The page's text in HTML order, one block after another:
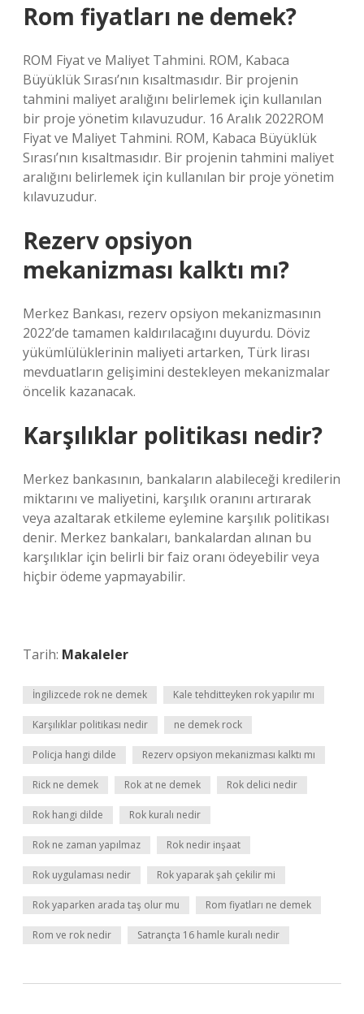
Rom fiyatları ne demek?
ROM Fiyat ve Maliyet Tahmini. ROM, Kabaca
Büyüklük Sırası’nın kısaltmasıdır. Bir projenin
tahmini maliyet aralığını belirlemek için kullanılan
bir proje yönetim kılavuzudur. 16 Aralık 2022ROM
Fiyat ve Maliyet Tahmini. ROM, Kabaca Büyüklük
Sırası’nın kısaltmasıdır. Bir projenin tahmini maliyet
aralığını belirlemek için kullanılan bir proje yönetim
kılavuzudur.
Rezerv opsiyon
mekanizması kalktı mı?
Merkez Bankası, rezerv opsiyon mekanizmasının
2022’de tamamen kaldırılacağını duyurdu. Döviz
yükümlülüklerinin maliyeti artarken, Türk lirası
mevduatların gelişimini destekleyen mekanizmalar
öncelik kazanacak.
Karşılıklar politikası nedir?
Merkez bankasının, bankaların alabileceği kredilerin
miktarını ve maliyetini, karşılık oranını artırarak
veya azaltarak etkileme eylemine karşılık politikası
denir. Merkez bankaları, bankalardan alınan bu
karşılıklar için belirli bir faiz oranı ödeyebilir veya
hiçbir ödeme yapmayabilir.
Tarih: Makaleler
İngilizcede rok ne demek Kale tehditteyken rok yapılır mı
Karşılıklar politikası nedir ne demek rock
Policja hangi dilde Rezerv opsiyon mekanizması kalktı mı
Rick ne demek Rok at ne demek Rok delici nedir
Rok hangi dilde Rok kuralı nedir
Rok ne zaman yapılmaz Rok nedir inşaat
Rok uygulaması nedir Rok yaparak şah çekilir mi
Rok yaparken arada taş olur mu Rom fiyatları ne demek
Rom ve rok nedir Satrançta 16 hamle kuralı nedir